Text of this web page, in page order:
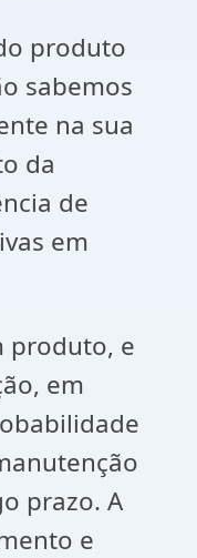
produto
sabemos
na sua
da
de
em
produto, e
em
prazo. A
e